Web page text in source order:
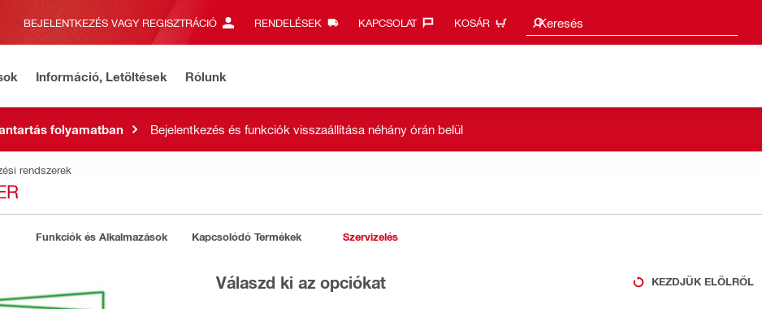
BEJELENTKEZÉS VAGY REGISZTRÁCIÓ RENDELÉSEK KAPCSOLAT‎ KOSÁR Keresés
Keresési javaslatok
Információ, Letöltések Rólunk
folyamatban Bejelentkezés és funkciók visszaállítása néhány órán belül
rendszerek
Funkciók és Alkalmazások Kapcsolódó Termékek Szervizelés
Válaszd ki az opciókat KEZDJÜK ELÖLRŐL